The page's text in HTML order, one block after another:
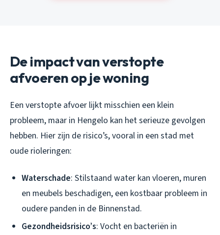
De impact van verstopte
afvoeren op je woning
Een verstopte afvoer lijkt misschien een klein
probleem, maar in Hengelo kan het serieuze gevolgen
hebben. Hier zijn de risico’s, vooral in een stad met
oude rioleringen:
Waterschade: Stilstaand water kan vloeren, muren
en meubels beschadigen, een kostbaar probleem in
oudere panden in de Binnenstad.
Gezondheidsrisico’s: Vocht en bacteriën in